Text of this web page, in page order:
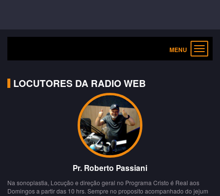
Toggle
LOCUTORES DA RADIO WEB
Pr. Roberto Passiani
Na sonoplastia, Locução e direção geral no Programa Cristo é Real aos
Domingos a partir das 10 hrs. Sempre no proposito acompanhado do jejum